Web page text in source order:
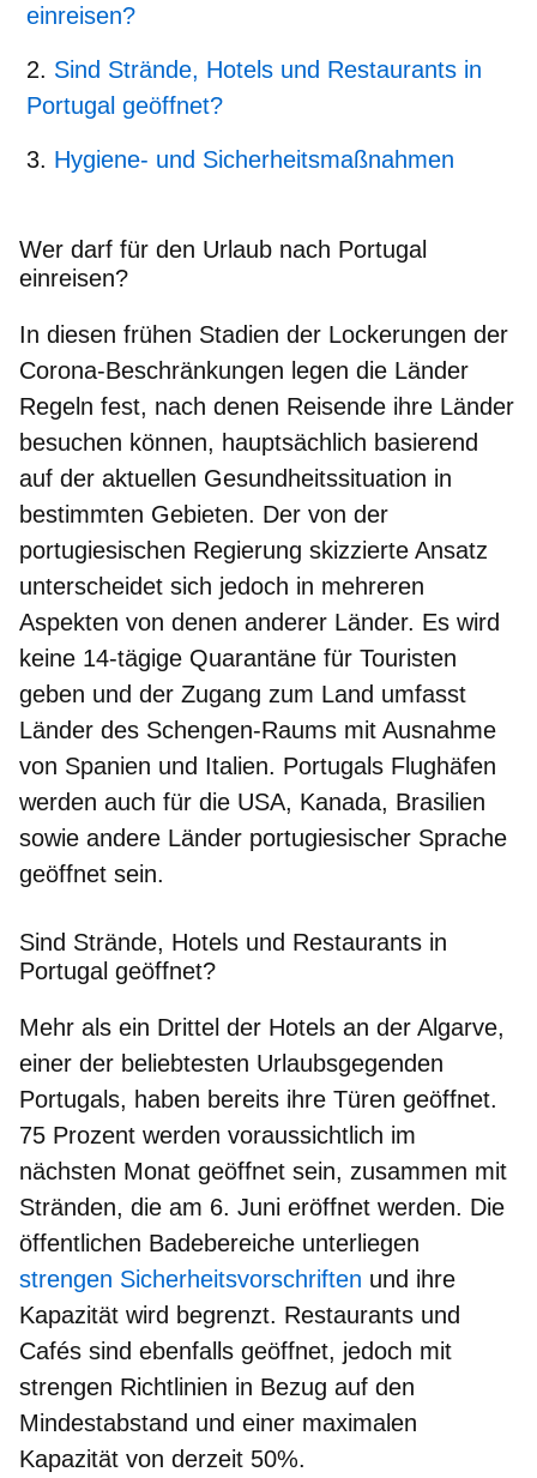
einreisen?
Sind Strände, Hotels und Restaurants in
Portugal geöffnet?
Hygiene- und Sicherheitsmaßnahmen
Wer darf für den Urlaub nach Portugal
einreisen?
In diesen frühen Stadien der Lockerungen der
Corona-Beschränkungen legen die Länder
Regeln fest, nach denen Reisende ihre Länder
besuchen können, hauptsächlich basierend
auf der aktuellen Gesundheitssituation in
bestimmten Gebieten. Der von der
portugiesischen Regierung skizzierte Ansatz
unterscheidet sich jedoch in mehreren
Aspekten von denen anderer Länder. Es wird
keine 14-tägige Quarantäne für Touristen
geben und der Zugang zum Land umfasst
Länder des Schengen-Raums mit Ausnahme
von Spanien und Italien. Portugals Flughäfen
werden auch für die USA, Kanada, Brasilien
sowie andere Länder portugiesischer Sprache
geöffnet sein.
Sind Strände, Hotels und Restaurants in
Portugal geöffnet?
Mehr als ein Drittel der Hotels an der Algarve,
einer der beliebtesten Urlaubsgegenden
Portugals, haben bereits ihre Türen geöffnet.
75 Prozent werden voraussichtlich im
nächsten Monat geöffnet sein, zusammen mit
Stränden, die am 6. Juni eröffnet werden. Die
öffentlichen Badebereiche unterliegen
strengen Sicherheitsvorschriften und ihre
Kapazität wird begrenzt. Restaurants und
Cafés sind ebenfalls geöffnet, jedoch mit
strengen Richtlinien in Bezug auf den
Mindestabstand und einer maximalen
Kapazität von derzeit 50%.